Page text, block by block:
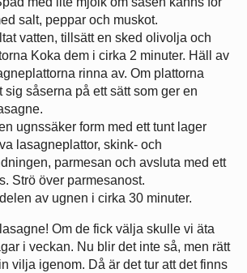
salt, peppar och muskot.
vatten, tillsätt en sked olivolja och
Koka dem i cirka 2 minuter. Häll av
rinna av. Om plattorna
sig såserna på ett sätt som ger en
ugnssäker form med ett tunt lager
lasagneplattor, skink- och
parmesan och avsluta med ett
Strö över parmesanost.
av ugnen i cirka 30 minuter.
Om de fick välja skulle vi äta
i veckan. Nu blir det inte så, men rätt
vilja igenom. Då är det tur att det finns